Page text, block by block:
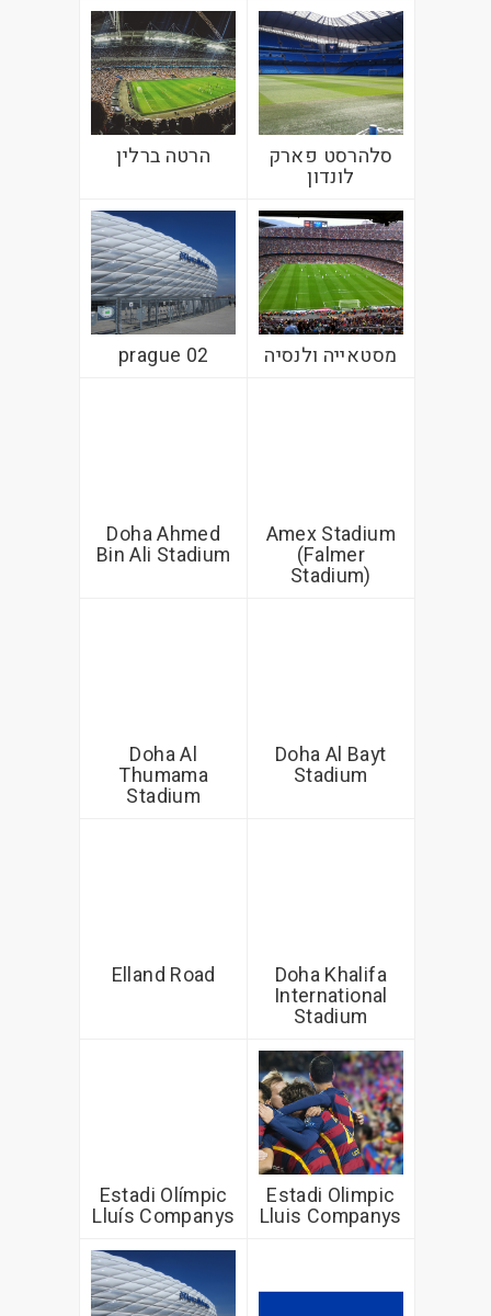
סלהרסט פארק
לונדון
הרטה ברלין
מסטאייה ולנסיה 02 prague
Amex Stadium
(Falmer
Stadium)
Doha Ahmed
Bin Ali Stadium
Doha Al Bayt
Stadium
Doha Al
Thumama
Stadium
Doha Khalifa
International
Stadium
Elland Road
Estadi Olimpic
Lluis Companys
Estadi Olímpic
Lluís Companys